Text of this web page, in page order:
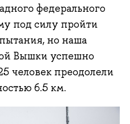
федерального
под силу пройти
но наша
Вышки успешно
человек преодолели
6.5 км.